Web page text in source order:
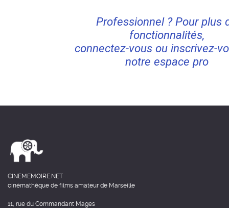
Professionnel ? Pour plus
fonctionnalités,
connectez-vous ou inscrivez-
notre espace pro
CINEMEMOIRE.NET
cinémathèque de films amateur de Marseille
11, rue du Commandant Mages